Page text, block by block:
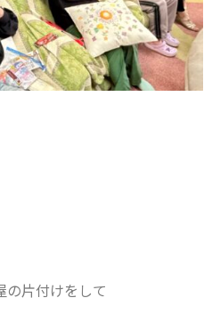
の片付けをして